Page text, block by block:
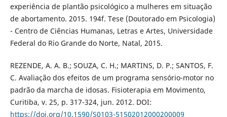
experiência de plantão psicológico a mulheres em situação
de abortamento. 2015. 194f. Tese (Doutorado em Psicologia)
- Centro de Ciências Humanas, Letras e Artes, Universidade
Federal do Rio Grande do Norte, Natal, 2015.
REZENDE, A. A. B.; SOUZA, C. H.; MARTINS, D. P.; SANTOS, F.
C. Avaliação dos efeitos de um programa sensório-motor no
padrão da marcha de idosas. Fisioterapia em Movimento,
Curitiba, v. 25, p. 317-324, jun. 2012. DOI:
https://doi.org/10.1590/S0103-51502012000200009